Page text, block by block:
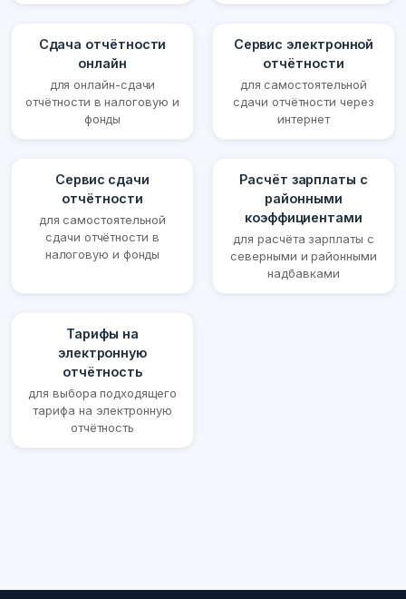
Сдача отчётности
онлайн
для онлайн-сдачи
отчётности в налоговую и
фонды
Сервис электронной
отчётности
для самостоятельной
сдачи отчётности через
интернет
Сервис сдачи
отчётности
для самостоятельной
сдачи отчётности в
налоговую и фонды
Расчёт зарплаты с
районными
коэффициентами
для расчёта зарплаты с
северными и районными
надбавками
Тарифы на
электронную
отчётность
для выбора подходящего
тарифа на электронную
отчётность